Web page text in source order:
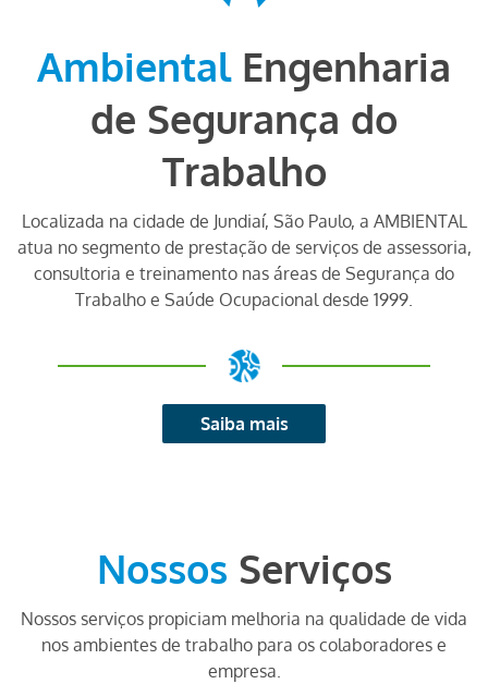
Ambiental Engenharia
de Segurança do
Trabalho
Localizada na cidade de Jundiaí, São Paulo, a AMBIENTAL
atua no segmento de prestação de serviços de assessoria,
consultoria e treinamento nas áreas de Segurança do
Trabalho e Saúde Ocupacional desde 1999.
Saiba mais
Nossos Serviços
Nossos serviços propiciam melhoria na qualidade de vida
nos ambientes de trabalho para os colaboradores e
empresa.